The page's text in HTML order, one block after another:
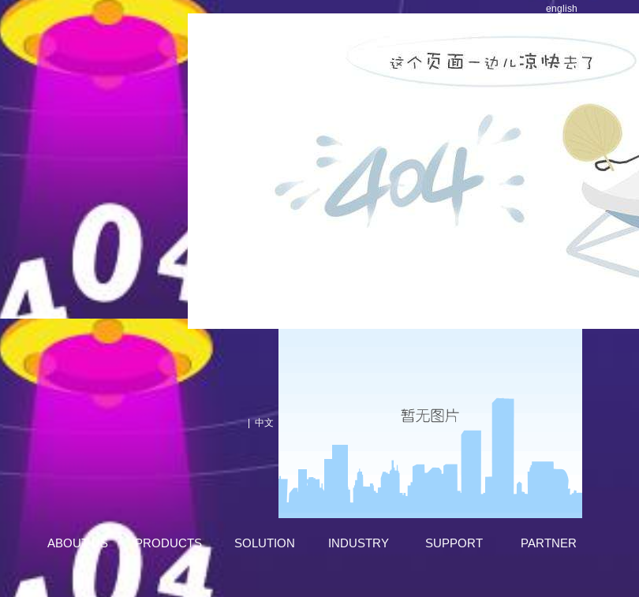
english
|中文
ABOUT US PRODUCTS SOLUTION INDUSTRY SUPPORT PARTNER